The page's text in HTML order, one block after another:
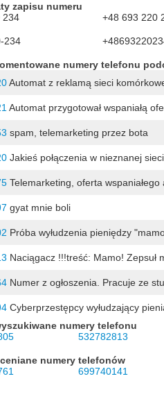
zapisu numeru
234
+48 693 220
234
numery telefonu
Automat z reklamą sieci
Automat przygotował wspaniałą
spam, telemarketing przez bota
Jakieś połączenia w nieznanej
Telemarketing, oferta wspaniałego
gyat mnie boli
Próba wyłudzenia pieniędzy
Naciągacz !!!treść: Mamo! Zepsuł
Numer z ogłoszenia. Pracuje ze
Cyberprzestępcy wyłudzający
numery telefonu
532782813
numery telefonów
699740141